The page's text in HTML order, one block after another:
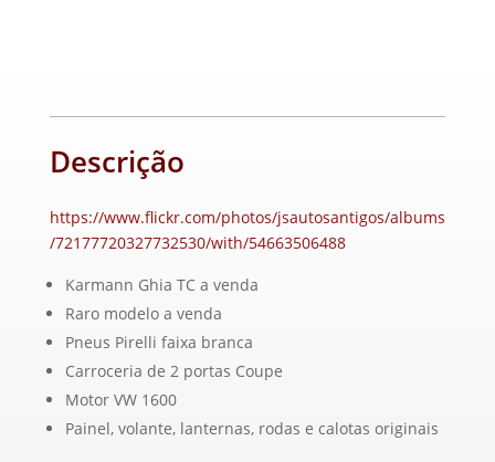
Descrição
https://www.flickr.com/photos/jsautosantigos/albums
/72177720327732530/with/54663506488
Karmann Ghia TC a venda
Raro modelo a venda
Pneus Pirelli faixa branca
Carroceria de 2 portas Coupe
Motor VW 1600
Painel, volante, lanternas, rodas e calotas originais